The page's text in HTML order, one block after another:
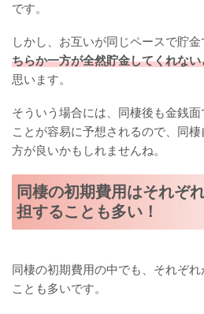
です。
しかし、お互いが同じペースで貯金
ちらか一方が全然貯金してくれな
思います。
そういう場合には、同棲後も金銭
ことが容易に予想されるので、同
方が良いかもしれませんね。
同棲の初期費用はそれぞ
担することも多い！
同棲の初期費用の中でも、それぞ
ことも多いです。